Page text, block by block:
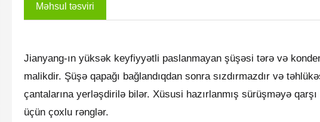
Məhsul təsviri
Jianyang-ın yüksək keyfiyyətli paslanmayan şüşəsi tərə və
malikdir. Şüşə qapağı bağlandıqdan sonra sızdırmazdır və
çantalarına yerləşdirilə bilər. Xüsusi hazırlanmış sürüşməyə
üçün çoxlu rənglər.